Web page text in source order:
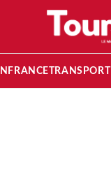
FRANCETRANSPORT